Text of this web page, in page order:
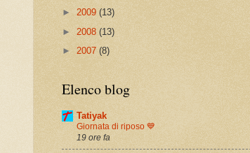
► 2009 (13)
► 2008 (13)
► 2007 (8)
Elenco blog
Tatiyak
Giornata di riposo 💙
19 ore fa